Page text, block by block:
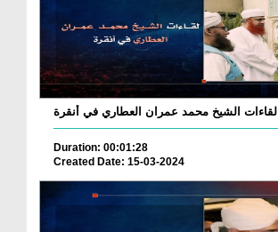
لقاءات الشيخ محمد عمران العطاري في أنقرة
Duration: 00:01:28
Created Date: 15-03-2024